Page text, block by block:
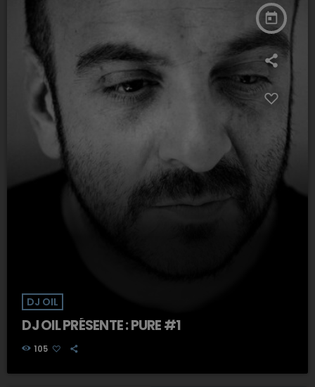
today
DJ OIL
DJ OIL PRÉSENTE : PURE #1
105